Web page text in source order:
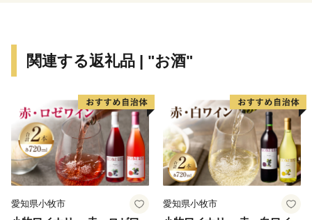
関連する返礼品 | "お酒"
愛知県小牧市 愛知県小牧市